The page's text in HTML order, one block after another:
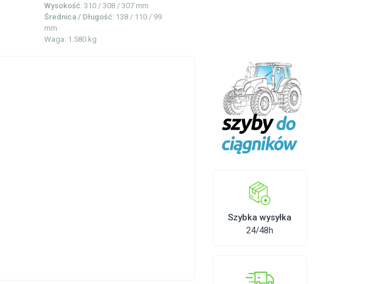
Wysokość: 310 / 308 / 307 mm
Średnica / Długość: 138 / 110 / 99
mm
Waga: 1.580 kg
Szybka wysyłka
24/48h